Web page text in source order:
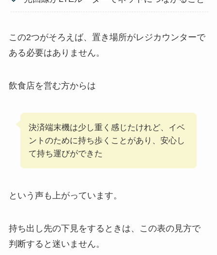
この2つがそろえば、置き場所がレジカウンターで
ある必要はありません。
飲食店を営む方からは
決済端末機は少し重く感じたけれど、イベ
ントのために持ち歩くことがあり、安心し
て持ち運びができた
という声も上がっています。
持ち出し先の下見をするときは、この表の見方で
判断すると迷いません。